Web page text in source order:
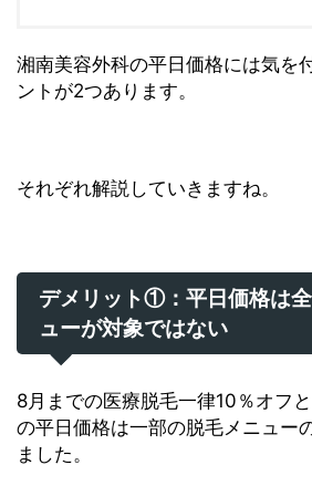
湘南美容外科の平日価格には気を
ントが2つあります。
それぞれ解説していきますね。
デメリット①：平日価格は
ューが対象ではない
8月までの医療脱毛一律10％オフ
の平日価格は一部の脱毛メニュー
ました。